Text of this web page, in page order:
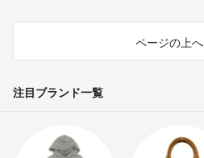
ページの上
注目ブランド一覧